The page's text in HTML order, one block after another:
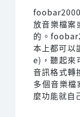
放音樂檔案
的。
本上都可以
e)，聽起來
音訊格式轉
多個音樂
麼功能就自